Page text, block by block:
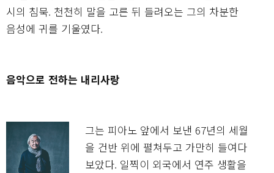
시의 침묵. 천천히 말을 고른 뒤 들려오는 그의 차분한
음성에 귀를 기울였다.
음악으로 전하는 내리사랑
그는 피아노 앞에서 보낸 67년의 세월
을 건반 위에 펼쳐두고 가만히 들여다
보았다. 일찍이 외국에서 연주 생활을